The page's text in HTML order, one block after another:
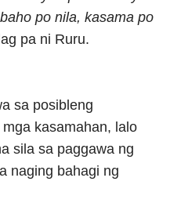
po nila, kasama po
pa ni Ruru.
sa posibleng
kasamahan, lalo
sila sa paggawa ng
naging bahagi ng